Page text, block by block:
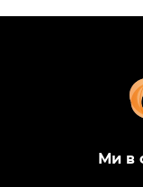
Ми в